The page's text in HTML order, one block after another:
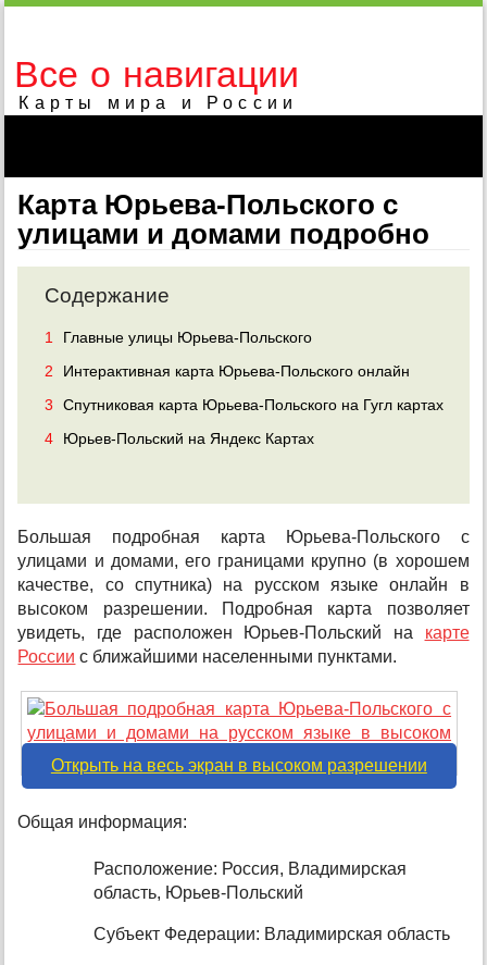
Все о навигации
Карты мира и России
Карта Юрьева-Польского с
улицами и домами подробно
Содержание
1
Главные улицы Юрьева-Польского
2
Интерактивная карта Юрьева-Польского онлайн
3
Спутниковая карта Юрьева-Польского на Гугл картах
4
Юрьев-Польский на Яндекс Картах
Большая подробная карта Юрьева-Польского с
улицами и домами, его границами крупно (в хорошем
качестве, со спутника) на русском языке онлайн в
высоком разрешении. Подробная карта позволяет
увидеть, где расположен Юрьев-Польский на карте
России с ближайшими населенными пунктами.
Открыть на весь экран в высоком разрешении
Общая информация:
Расположение: Россия, Владимирская
область, Юрьев-Польский
Субъект Федерации: Владимирская область